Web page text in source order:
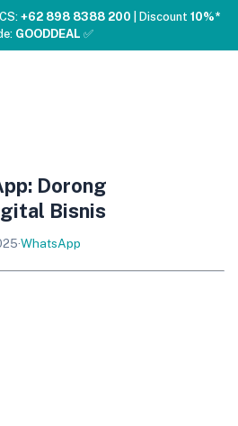
+62 898 8388 200 | Discount 10%*
GOODDEAL ✅
Dorong
Bisnis
·WhatsApp